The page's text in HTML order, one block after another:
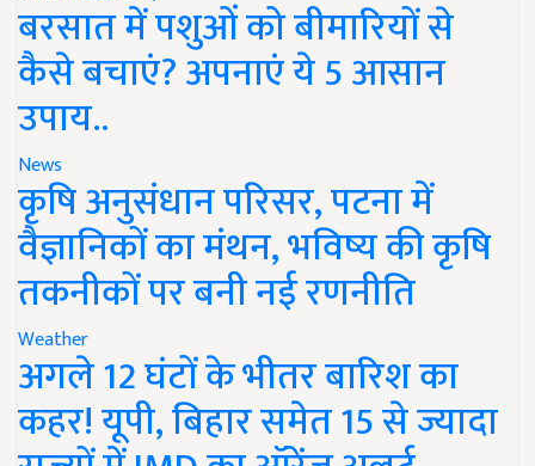
बरसात में पशुओं को बीमारियों से
कैसे बचाएं? अपनाएं ये 5 आसान
उपाय..
News
कृषि अनुसंधान परिसर, पटना में
वैज्ञानिकों का मंथन, भविष्य की कृषि
तकनीकों पर बनी नई रणनीति
Weather
अगले 12 घंटों के भीतर बारिश का
कहर! यूपी, बिहार समेत 15 से ज्यादा